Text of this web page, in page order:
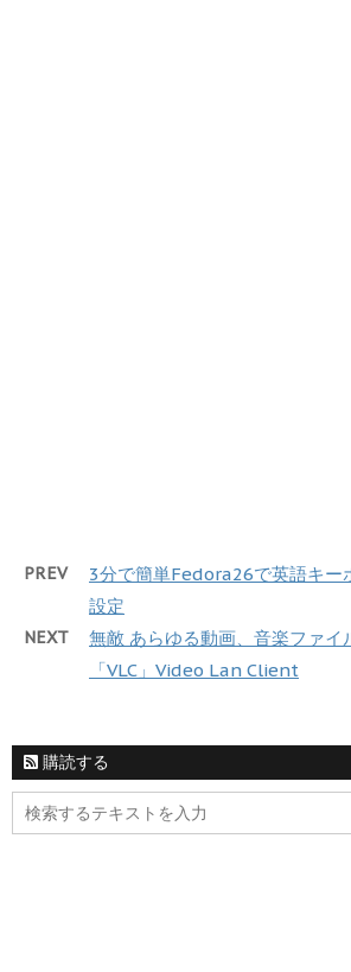
PREV
3分で簡単Fedora26で英語キー
設定
NEXT
無敵 あらゆる動画、音楽ファイ
「VLC」Video Lan Client
購読する